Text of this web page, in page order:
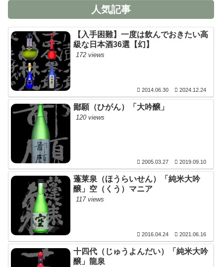
人気記事
【入手困難】一度は飲んでおきたい高
級な日本酒36選【幻】
172 views
2014.06.30 2024.12.24
鄙願（ひがん）「大吟醸」
120 views
2005.03.27 2019.09.10
蓬莱泉（ほうらいせん）「純米大吟
醸」空（くう）マニア
117 views
2016.04.24 2021.06.16
十四代（じゅうよんだい）「純米大吟
醸」龍泉